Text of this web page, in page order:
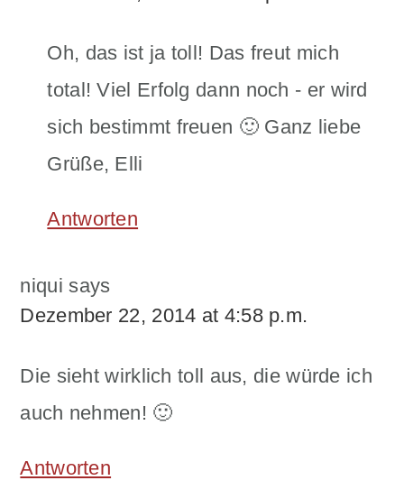
Oh, das ist ja toll! Das freut mich
total! Viel Erfolg dann noch - er wird
sich bestimmt freuen 🙂 Ganz liebe
Grüße, Elli
Antworten
niqui says
Dezember 22, 2014 at 4:58 p.m.
Die sieht wirklich toll aus, die würde ich
auch nehmen! 🙂
Antworten